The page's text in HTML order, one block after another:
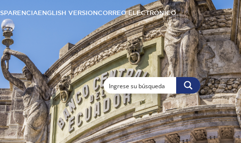
ENGLISH VERSIONCORREO ELECTRÓNICO